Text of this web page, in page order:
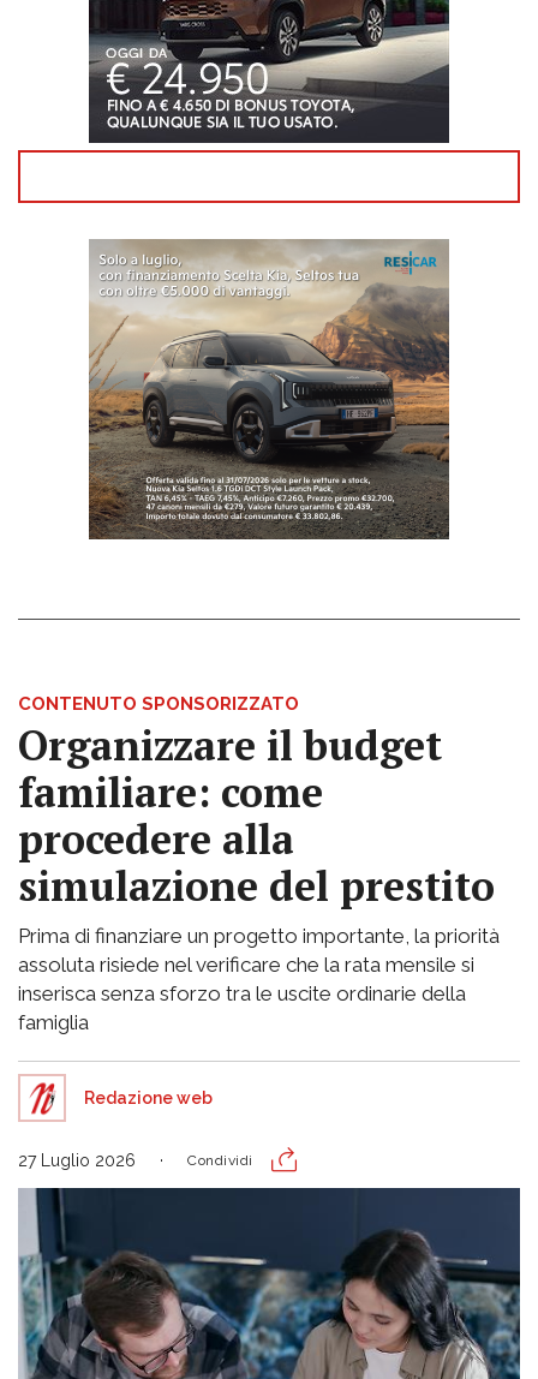
CONTENUTO SPONSORIZZATO
Organizzare il budget
familiare: come
procedere alla
simulazione del prestito
Prima di finanziare un progetto importante, la priorità
assoluta risiede nel verificare che la rata mensile si
inserisca senza sforzo tra le uscite ordinarie della
famiglia
Redazione web
27 Luglio 2026 Condividi